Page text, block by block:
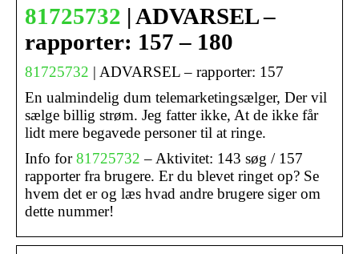
81725732 | ADVARSEL –
rapporter: 157 – 180
81725732 | ADVARSEL – rapporter: 157
En ualmindelig dum telemarketingsælger, Der vil
sælge billig strøm. Jeg fatter ikke, At de ikke får
lidt mere begavede personer til at ringe.
Info for81725732 – Aktivitet: 143 søg / 157
rapporter fra brugere. Er du blevet ringet op? Se
hvem det er og læs hvad andre brugere siger om
dette nummer!